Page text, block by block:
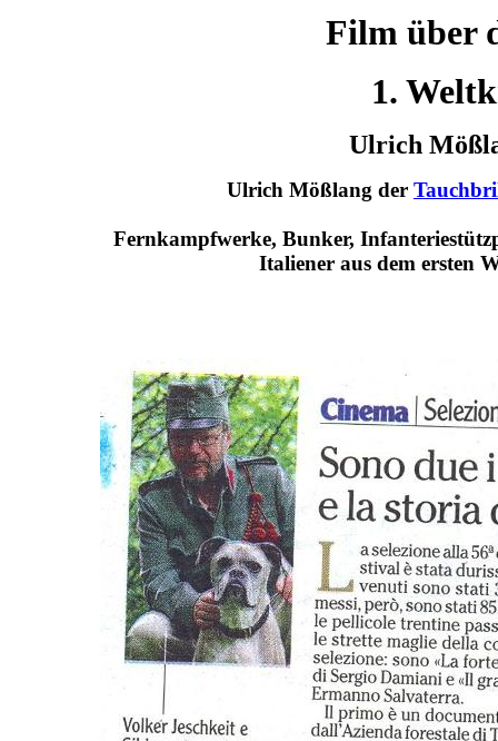
Film über
1.
Ulrich
Ulrich Mößlang der
Fernkampfwerke, Bunker,
Italiener aus dem ersten